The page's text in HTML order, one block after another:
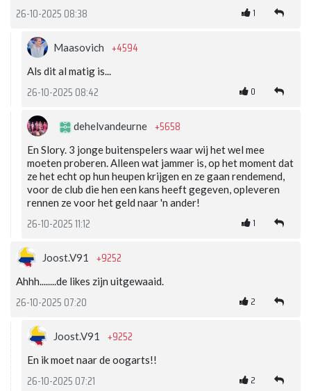
26-10-2025 08:38 1
Maasovich +4594
Als dit al matig is...
26-10-2025 08:42 0
dehelvandeurne +5658
En Slory. 3 jonge buitenspelers waar wij het wel mee
moeten proberen. Alleen wat jammer is, op het moment dat
ze het echt op hun heupen krijgen en ze gaan rendemend,
voor de club die hen een kans heeft gegeven, opleveren
rennen ze voor het geld naar 'n ander!
26-10-2025 11:12 1
Joost.V91 +9252
Ahhh........de likes zijn uitgewaaid.
26-10-2025 07:20 2
Joost.V91 +9252
En ik moet naar de oogarts!!
26-10-2025 07:21 2